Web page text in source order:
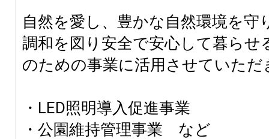
自然を愛し、豊かな自然環境を守
調和を図り安全で安心して暮らせ
のための事業に活用させていただ
・LED照明導入促進事業
・公園維持管理事業 など